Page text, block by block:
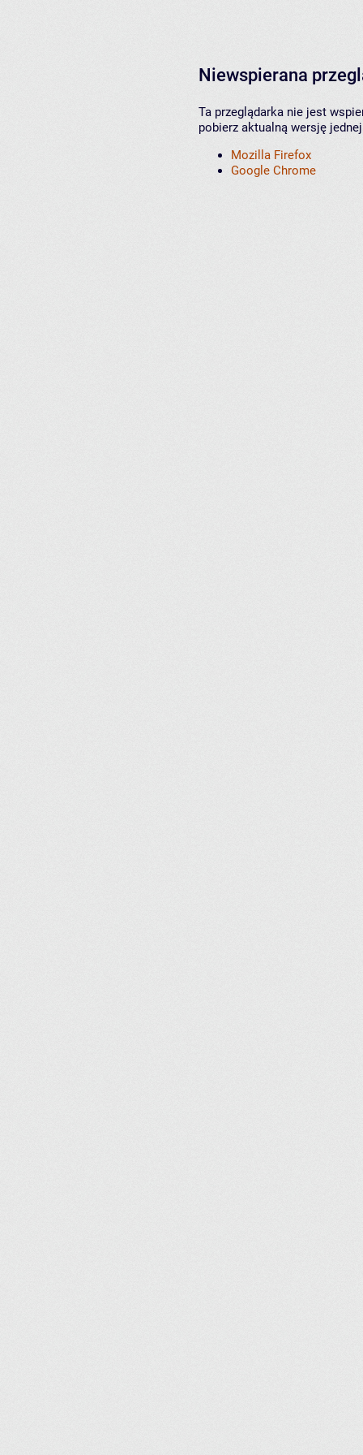
Niewspierana
Ta przeglądarka nie jest
pobierz aktualną wersję
Mozilla Firefox
Google Chrome